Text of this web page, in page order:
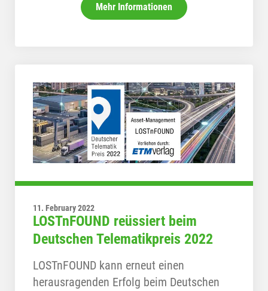
Mehr Informationen
11. February 2022
LOSTnFOUND reüssiert beim
Deutschen Telematikpreis 2022
LOSTnFOUND kann erneut einen
herausragenden Erfolg beim Deutschen